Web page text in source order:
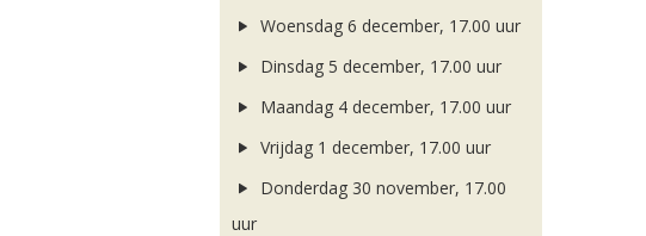
Woensdag 6 december, 17.00 uur
Dinsdag 5 december, 17.00 uur
Maandag 4 december, 17.00 uur
Vrijdag 1 december, 17.00 uur
Donderdag 30 november, 17.00
uur